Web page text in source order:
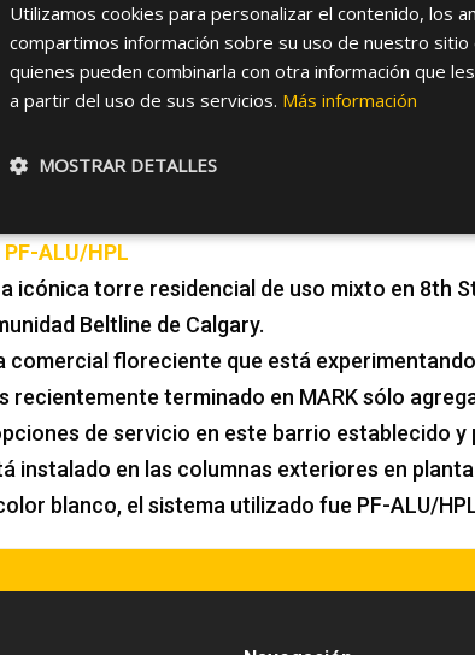
on 10th
2015
PF-ALU/HPL
icónica torre residencial de uso mixto en 8th
Beltline de Calgary.
comercial floreciente que está
recientemente terminado en MARK sólo
de servicio en este barrio establecido y
instalado en las columnas exteriores en
blanco, el sistema utilizado fue PF-ALU/
Utilizamos cookies para personalizar el contenido, los
compartimos información sobre su uso de nuestro
quienes pueden combinarla con otra información que
a partir del uso de sus servicios. Más información
MOSTRAR DETALLES